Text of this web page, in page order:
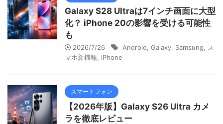
Galaxy S28 Ultraは7インチ画面に大型
化？ iPhone 20の影響を受ける可能性
も
2026/7/26 Android Galaxy Samsung
ス
マホ新機種 iPhone
スマートフォン
【2026年版】Galaxy S26 Ultra カメ
ラを徹底レビュー